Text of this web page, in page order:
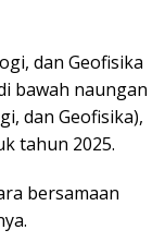
dan Geofisika
bawah naungan
dan Geofisika),
tahun 2025.
bersamaan